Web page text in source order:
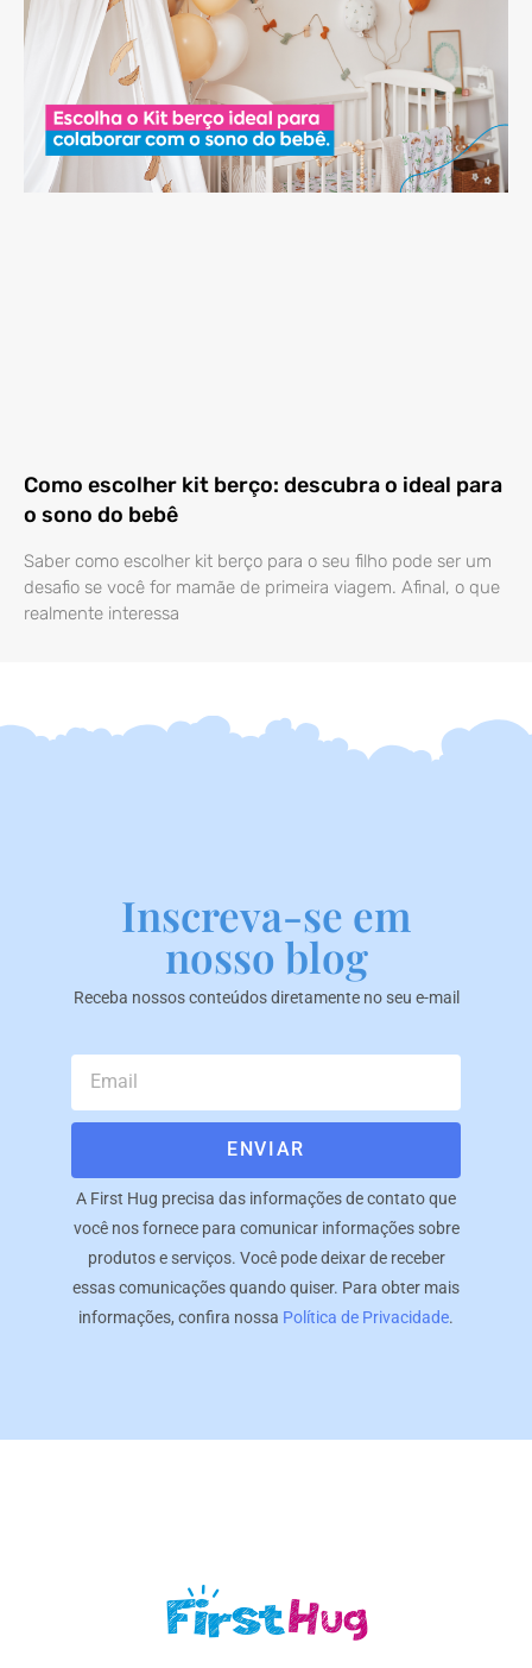
Como escolher kit berço: descubra o ideal para
o sono do bebê
Saber como escolher kit berço para o seu filho pode ser um
desafio se você for mamãe de primeira viagem. Afinal, o que
realmente interessa
Inscreva-se em
nosso blog
Receba nossos conteúdos diretamente no seu e-mail
ENVIAR
A First Hug precisa das informações de contato que
você nos fornece para comunicar informações sobre
produtos e serviços. Você pode deixar de receber
essas comunicações quando quiser. Para obter mais
informações, confira nossa Política de Privacidade.